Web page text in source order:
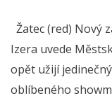
Žatec (red) Nový
Izera uvede
opět užijí
oblíbeného